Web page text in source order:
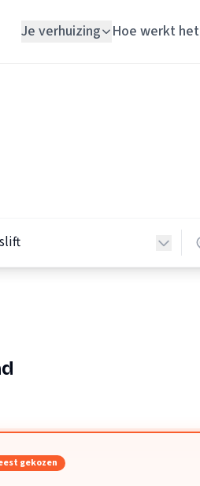
Je verhuizing Hoe werkt het
gekozen